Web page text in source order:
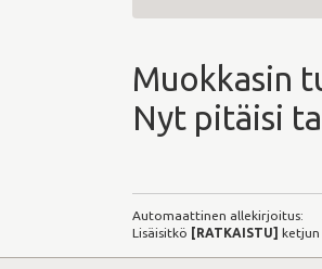
Muokkasin
Nyt pitäisi
Automaattinen allekirjoitus:
Lisäisitkö [RATKAISTU] ketjun